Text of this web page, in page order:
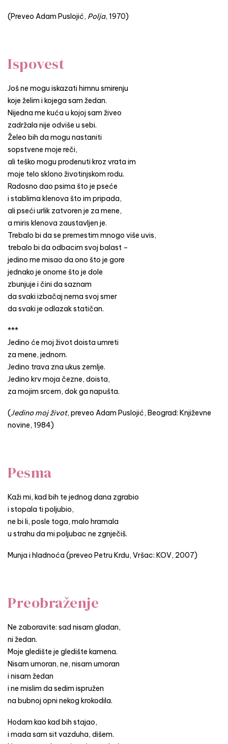
(Preveo Adam Puslojić, Polja, 1970)
Ispovest
Još ne mogu iskazati himnu smirenju
koje želim i kojega sam žedan.
Nijedna me kuća u kojoj sam živeo
zadržala nije odviše u sebi.
Želeo bih da mogu nastaniti
sopstvene moje reči,
ali teško mogu prodenuti kroz vrata im
moje telo sklono životinjskom rodu.
Radosno dao psima što je pseće
i stablima klenova što im pripada,
ali pseći urlik zatvoren je za mene,
a miris klenova zaustavljen je.
Trebalo bi da se premestim mnogo više uvis,
trebalo bi da odbacim svoj balast –
jedino me misao da ono što je gore
jednako je onome što je dole
zbunjuje i čini da saznam
da svaki izbačaj nema svoj smer
da svaki je odlazak statičan.
***
Jedino će moj život doista umreti
za mene, jednom.
Jedino trava zna ukus zemlje.
Jedino krv moja čezne, doista,
za mojim srcem, dok ga napušta.
(Jedino moj život, preveo Adam Puslojić, Beograd: Književne
novine, 1984)
Pesma
Kaži mi, kad bih te jednog dana zgrabio
i stopala ti poljubio,
ne bi li, posle toga, malo hramala
u strahu da mi poljubac ne zgnječiš.
Munja i hladnoća (preveo Petru Krdu, Vršac: KOV, 2007)
Preobraženje
Ne zaboravite: sad nisam gladan,
ni žedan.
Moje gledište je gledište kamena.
Nisam umoran, ne, nisam umoran
i nisam žedan
i ne mislim da sedim ispružen
na bubnoj opni nekog krokodila.
Hodam kao kad bih stajao,
i mada sam sit vazduha, dišem.